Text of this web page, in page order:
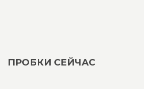
ПРОБКИ СЕЙЧАС